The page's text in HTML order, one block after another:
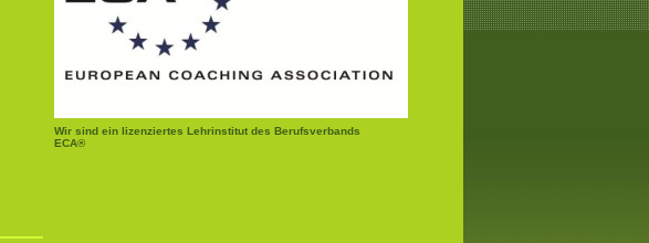
Wir sind ein lizenziertes Lehrinstitut des Berufsverbands
ECA®